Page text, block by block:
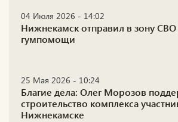
04 Июля 2026 - 14:02
Нижнекамск отправил в зону
гумпомощи
25 Мая 2026 - 10:24
Благие дела: Олег Морозов
строительство комплекса
Нижнекамске